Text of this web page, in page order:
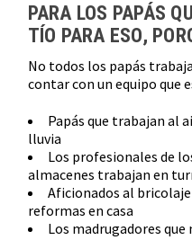
PARA LOS PAPÁS
TÍO PARA ESO,
No todos los papás
contar con un equipo que
Papás que trabajan al
lluvia
Los profesionales de
almacenes trabajan en
Aficionados al
reformas en casa
Los madrugadores que